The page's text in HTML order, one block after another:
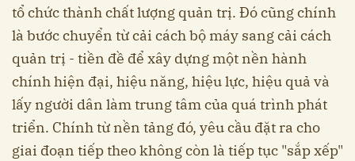
tổ chức thành chất lượng quản trị. Đó cũng chính
là bước chuyển từ cải cách bộ máy sang cải cách
quản trị - tiền đề để xây dựng một nền hành
chính hiện đại, hiệu năng, hiệu lực, hiệu quả và
lấy người dân làm trung tâm của quá trình phát
triển. Chính từ nền tảng đó, yêu cầu đặt ra cho
giai đoạn tiếp theo không còn là tiếp tục "sắp xếp"